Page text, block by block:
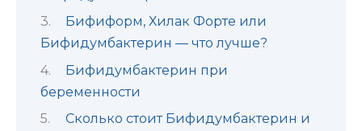
Бифиформ, Хилак Форте или
Бифидумбактерин — что лучше?
Бифидумбактерин при
беременности
Сколько стоит Бифидумбактерин и